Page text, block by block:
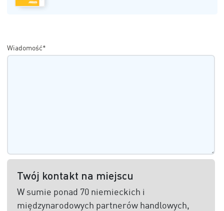
Wiadomość*
Twój kontakt na miejscu
W sumie ponad 70 niemieckich i
międzynarodowych partnerów handlowych,